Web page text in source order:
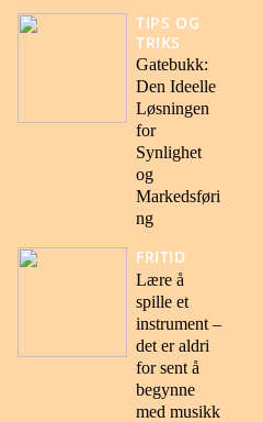
TIPS OG
TRIKS
Gatebukk:
Den Ideelle
Løsningen
for
Synlighet
og
Markedsføri
ng
FRITID
Lære å
spille et
instrument –
det er aldri
for sent å
begynne
med musikk